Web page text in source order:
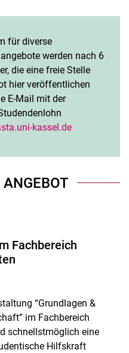
für diverse
werden nach 6
die eine freie Stelle
hier veröffentlichen
E-Mail mit der
kassel.de
Fachbereich
“Grundlagen &
im Fachbereich
schnellstmöglich eine
Hilfskraft